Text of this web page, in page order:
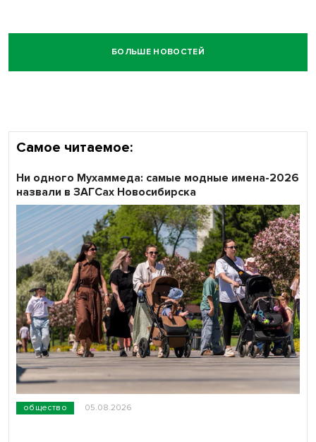
БОЛЬШЕ НОВОСТЕЙ
Самое читаемое:
общество 05.08.2026
Ни одного Мухаммеда: самые модные имена-2026
назвали в ЗАГСах Новосибирска